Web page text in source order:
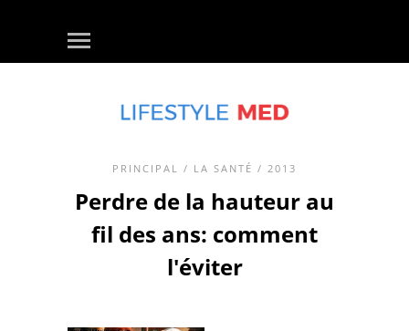
PRINCIPAL / LA SANTÉ / 2013
Perdre de la hauteur au
fil des ans: comment
l'éviter